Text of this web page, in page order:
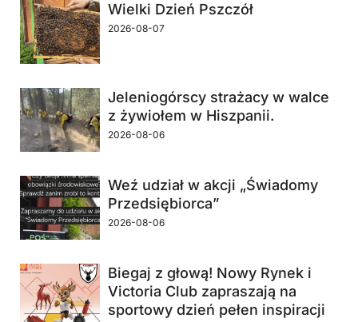
Wielki Dzień Pszczół
2026-08-07
Jeleniogórscy strażacy w walce
z żywiołem w Hiszpanii.
2026-08-06
Weź udział w akcji „Świadomy
Przedsiębiorca”
2026-08-06
Biegaj z głową! Nowy Rynek i
Victoria Club zapraszają na
sportowy dzień pełen inspiracji